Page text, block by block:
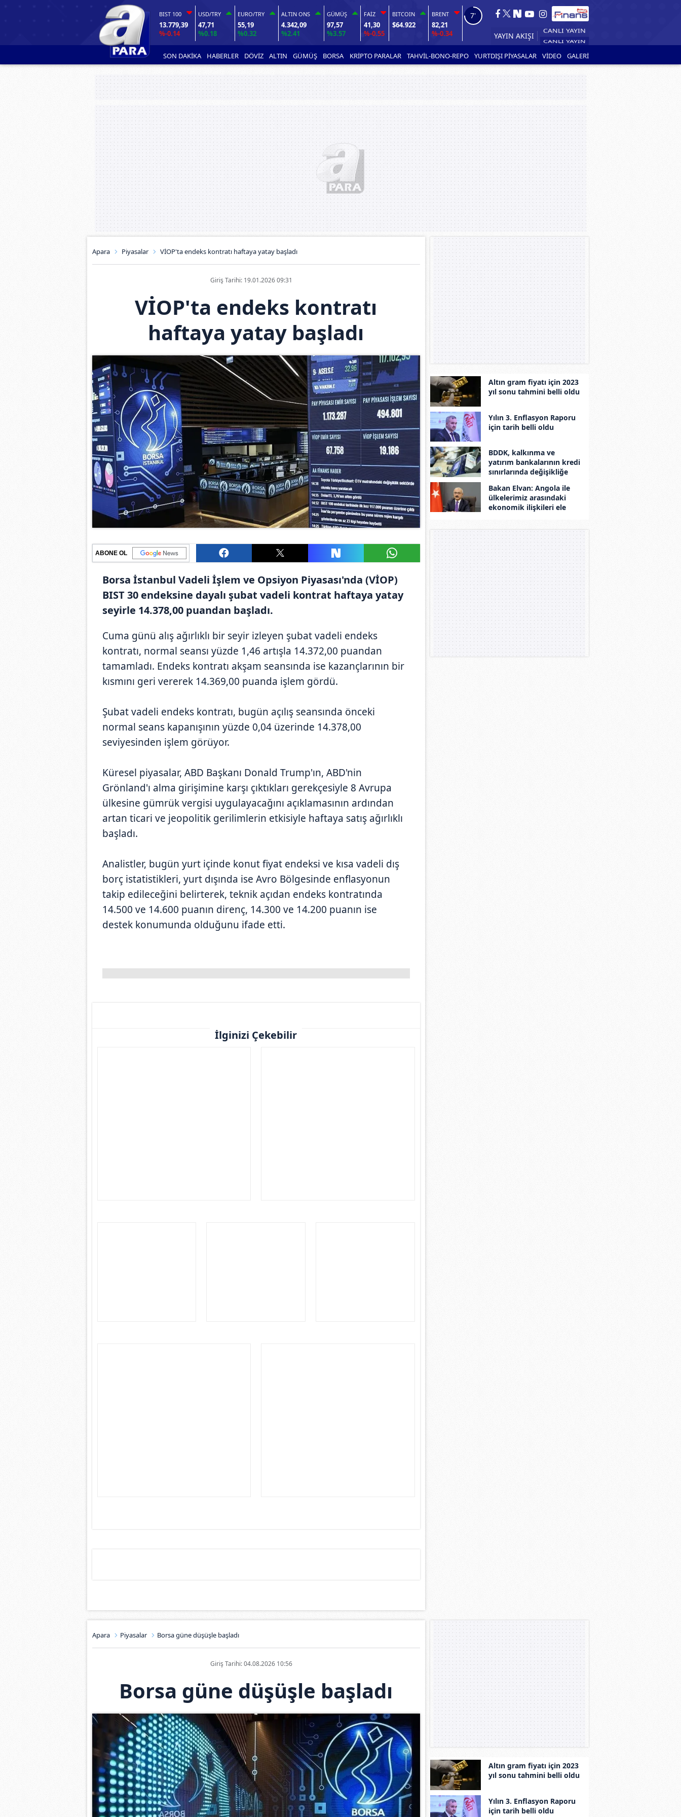
BIST 100
13.779,39
%-0.14
USD/TRY
47,71
%0.18
EURO/TRY
55,19
%0.32
ALTIN ONS
4.342,09
%2.41
GÜMÜŞ
97,57
%3.57
FAİZ
41,30
%-0.55
BITCOIN
$64.922
BRENT
82,21
%-0.34
5'
YAYIN AKIŞI
SON DAKİKA HABERLER DÖVİZ ALTIN GÜMÜŞ BORSA KRİPTO PARALAR TAHVİL-BONO-REPO YURTDIŞI PİYASALAR VİDEO GALERİ
Apara Piyasalar VİOP'ta endeks kontratı haftaya yatay başladı
Giriş Tarihi: 19.01.2026 09:31
VİOP'ta endeks kontratı
haftaya yatay başladı
ABONE OL
Borsa İstanbul Vadeli İşlem ve Opsiyon Piyasası'nda (VİOP)
BIST 30 endeksine dayalı şubat vadeli kontrat haftaya yatay
seyirle 14.378,00 puandan başladı.
Cuma günü alış ağırlıklı bir seyir izleyen şubat vadeli endeks
kontratı, normal seansı yüzde 1,46 artışla 14.372,00 puandan
tamamladı. Endeks kontratı akşam seansında ise kazançlarının bir
kısmını geri vererek 14.369,00 puanda işlem gördü.
Şubat vadeli endeks kontratı, bugün açılış seansında önceki
normal seans kapanışının yüzde 0,04 üzerinde 14.378,00
seviyesinden işlem görüyor.
Küresel piyasalar, ABD Başkanı Donald Trump'ın, ABD'nin
Grönland'ı alma girişimine karşı çıktıkları gerekçesiyle 8 Avrupa
ülkesine gümrük vergisi uygulayacağını açıklamasının ardından
artan ticari ve jeopolitik gerilimlerin etkisiyle haftaya satış ağırlıklı
başladı.
Analistler, bugün yurt içinde konut fiyat endeksi ve kısa vadeli dış
borç istatistikleri, yurt dışında ise Avro Bölgesinde enflasyonun
takip edileceğini belirterek, teknik açıdan endeks kontratında
14.500 ve 14.600 puanın direnç, 14.300 ve 14.200 puanın ise
destek konumunda olduğunu ifade etti.
İlginizi Çekebilir
Altın gram fiyatı için 2023
yıl sonu tahmini belli oldu
Yılın 3. Enflasyon Raporu
için tarih belli oldu
BDDK, kalkınma ve
yatırım bankalarının kredi
sınırlarında değişikliğe
Bakan Elvan: Angola ile
ülkelerimiz arasındaki
ekonomik ilişkileri ele
Apara Piyasalar Borsa güne düşüşle başladı
Giriş Tarihi: 04.08.2026 10:56
Borsa güne düşüşle başladı
Altın gram fiyatı için 2023
yıl sonu tahmini belli oldu
Yılın 3. Enflasyon Raporu
için tarih belli oldu